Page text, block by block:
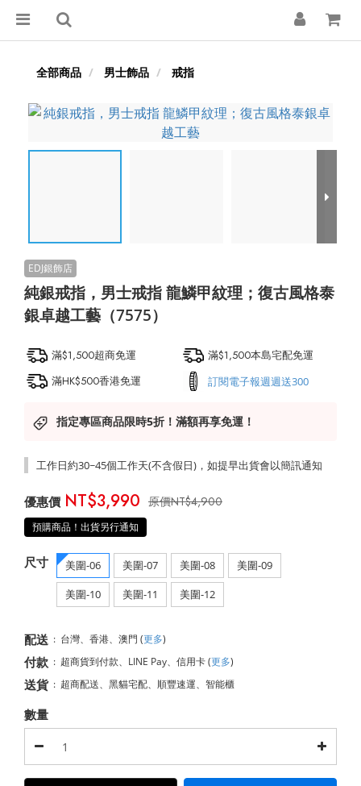
全部商品 男士飾品 戒指
純銀戒指，男士戒指 龍鱗甲紋理；復古風格泰
銀卓越工藝（7575）
滿$1,500超商免運
滿$1,500本島宅配免運
滿HK$500香港免運
訂閱電子報週週送300
指定專區商品限時5折！滿額再享免運！
工作日約30~45個工作天(不含假日)，如提早出貨會以簡訊通知
NT$4,900
NT$3,990
預購商品！出貨另行通知
尺寸 美圍-06 美圍-07 美圍-08
美圍-09
美圍-10
美圍-11 美圍-12
配送 : 台灣、香港、澳門 (更多)
付款 : 超商貨到付款、LINE Pay、信用卡(更多)
送貨 : 超商配送、黑貓宅配、順豐速運、智能櫃
數量